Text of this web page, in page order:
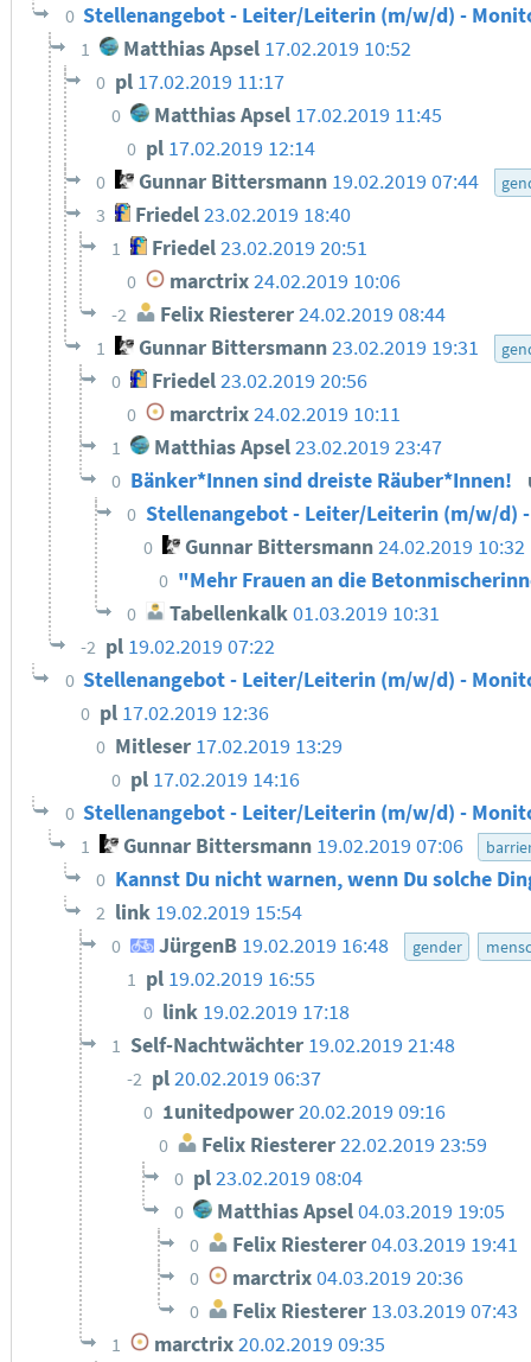
0 Stellenangebot - Leiter/Leiterin (m/w/d) -
1 Matthias Apsel 17.02.2019 10:52
0 pl 17.02.2019 11:17
0 Matthias Apsel 17.02.2019 11:45
0 pl 17.02.2019 12:14
0 Gunnar Bittersmann 19.02.2019 07:44
3 Friedel23.02.2019 18:40
1 Friedel 23.02.2019 20:51
0 marctrix24.02.2019 10:06
-2 Felix Riesterer24.02.2019 08:44
1 Gunnar Bittersmann23.02.2019 19:31
0 Friedel 23.02.2019 20:56
0 marctrix24.02.2019 10:11
1 Matthias Apsel23.02.2019 23:47
0 Bänker*Innen sind dreiste Räuber*Innen!
0 Stellenangebot - Leiter/Leiterin (m/w/
0 Gunnar Bittersmann24.02.2019 10:32
0 "Mehr Frauen an die
0 Tabellenkalk01.03.2019 10:31
-2 pl 19.02.2019 07:22
0 Stellenangebot - Leiter/Leiterin (m/w/d) -
0 pl 17.02.2019 12:36
0 Mitleser 17.02.2019 13:29
0 pl 17.02.2019 14:16
0 Stellenangebot - Leiter/Leiterin (m/w/d) -
1 Gunnar Bittersmann 19.02.2019 07:06
0 Kannst Du nicht warnen, wenn Du solche
2 link 19.02.2019 15:54
0 JürgenB 19.02.2019 16:48 gender
1 pl 19.02.2019 16:55
0 link 19.02.2019 17:18
1 Self-Nachtwächter 19.02.2019 21:48
-2 pl20.02.2019 06:37
0 1unitedpower20.02.2019 09:16
0 Felix Riesterer 22.02.2019 23:59
0 pl23.02.2019 08:04
0 Matthias Apsel04.03.2019 19:05
0 Felix Riesterer04.03.2019 19:41
0 marctrix04.03.2019 20:36
0 Felix Riesterer 13.03.2019 07:43
1 marctrix20.02.2019 09:35